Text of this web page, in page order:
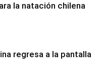
la natación chilena
regresa a la pantalla